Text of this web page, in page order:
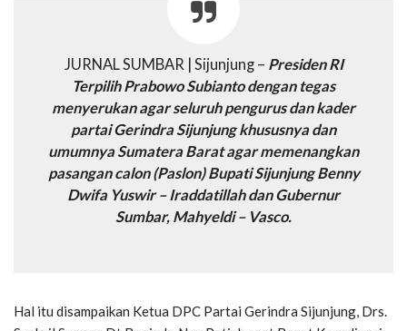
JURNAL SUMBAR | Sijunjung – Presiden RI
Terpilih Prabowo Subianto dengan tegas
menyerukan agar seluruh pengurus dan kader
partai Gerindra Sijunjung khususnya dan
umumnya Sumatera Barat agar memenangkan
pasangan calon (Paslon) Bupati Sijunjung Benny
Dwifa Yuswir – Iraddatillah dan Gubernur
Sumbar, Mahyeldi – Vasco.
Hal itu disampaikan Ketua DPC Partai Gerindra Sijunjung, Drs.